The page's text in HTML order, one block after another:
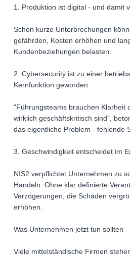
1. Produktion ist digital - und damit
Schon kurze Unterbrechungen
gefährden, Kosten erhöhen und
Kundenbeziehungen belasten.
2. Cybersecurity ist zu einer
Kernfunktion geworden.
"Führungsteams brauchen Klarheit
wirklich geschäftskritisch sind",
das eigentliche Problem - fehlende
3. Geschwindigkeit entscheidet im
NIS2 verpflichtet Unternehmen zu
Handeln. Ohne klar definierte
Verzögerungen, die Schäden
erhöhen.
Was Unternehmen jetzt tun sollten
Viele mittelständische Firmen